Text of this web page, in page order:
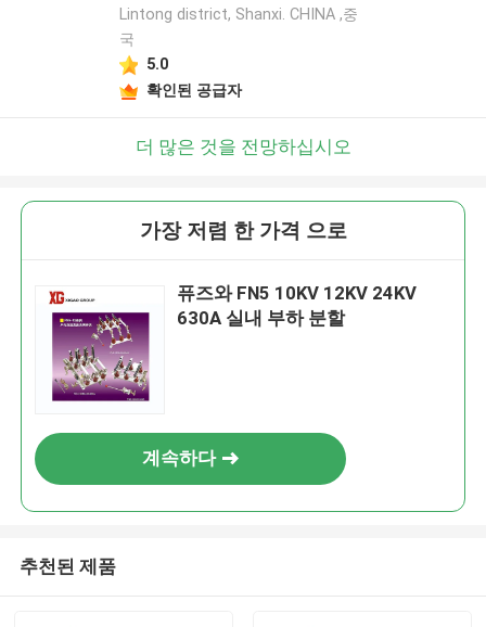
Lintong district, Shanxi. CHINA ,중
국
5.0
확인된 공급자
더 많은 것을 전망하십시오
가장 저렴 한 가격 으로
퓨즈와 FN5 10KV 12KV 24KV
630A 실내 부하 분할
계속하다
추천된 제품